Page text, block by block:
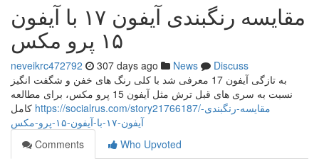
مقایسه رنگبندی آیفون ۱۷ با آیفون
۱۵ پرو مکس
neveikrc472792 307 days ago News
Discuss
به تازگی آیفون 17 معرفی شد با کلی رنگ های خفن و شگفت انگیز
نسبت به سری های قبل ترش مثل آیفون 15 پرو مکس، برای مطالعه
https://socialrus.com/story21766187/مقایسه-رنگبندی-
آیفون-۱۷-با-آیفون-۱۵-پرو-مکس
Comments
Who Upvoted